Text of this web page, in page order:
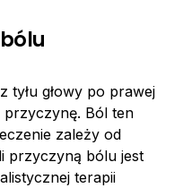
tyłu głowy po prawej
przyczynę. Ból ten
zależy od
przyczyną bólu jest
terapii